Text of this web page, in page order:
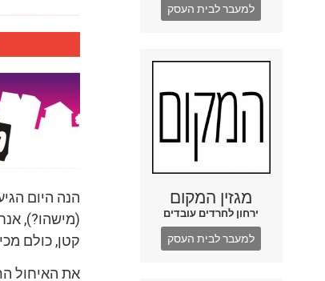
למעבר לבית העסק
מגזין המקום
ירחון לחרדים עובדים
למעבר לבית העסק
הנה היום
(מישהו?),
קטן, כולם
את האיחול